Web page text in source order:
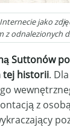
jako
z odnalezionych
Suttonów
tej historii.
z